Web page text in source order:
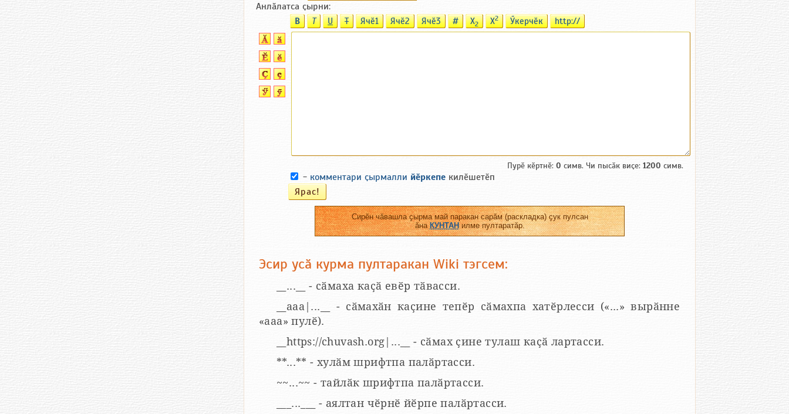
Анлӑлатса ҫырни:
B T U T Ячӗ1 Ячӗ2 Ячӗ3 # X2 X2 Ӳкерчӗк http://
Пурӗ кӗртнӗ: 0 симв. Чи пысӑк виҫе: 1200 симв.
- комментари ҫырмалли йӗркепе килӗшетӗп
Сирӗн чӑвашла ҫырма май паракан сарӑм (раскладка) ҫук пулсан
ӑнаКУНТАНилме пултаратӑр.
Эсир усӑ курма пултаракан Wiki тэгсем:
__...__ - сӑмаха каҫӑ евӗр тӑвасси.
__aaa|...__ - сӑмахӑн каҫине тепӗр сӑмахпа хатӗрлесси («...» вырӑнне
«ааа» пулӗ).
__https://chuvash.org|...__ - сӑмах ҫине тулаш каҫӑ лартасси.
**...** - хулӑм шрифтпа палӑртасси.
~~...~~ - тайлӑк шрифтпа палӑртасси.
___...___ - аялтан чӗрнӗ йӗрпе палӑртасси.